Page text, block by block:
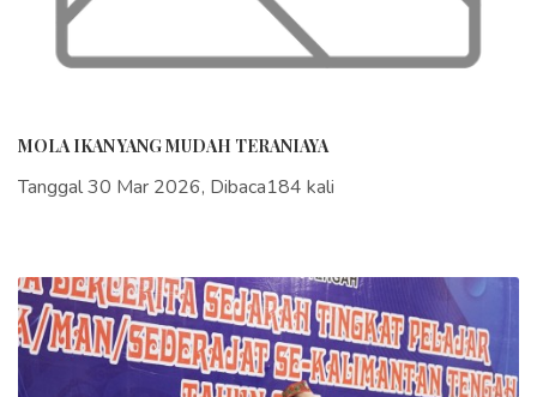
MOLA IKAN YANG MUDAH TERANIAYA
Tanggal 30 Mar 2026, Dibaca184 kali